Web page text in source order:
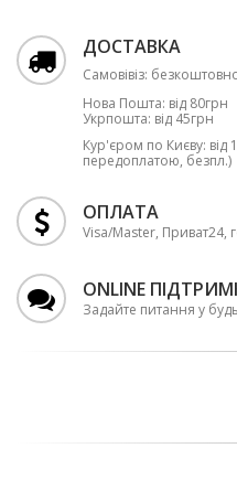
ДОСТАВКА
Самовівіз:
Нова Пошта: від 80грн
Укрпошта: від 45грн
Кур'єром по Києву: від
передоплатою, безпл.)
ОПЛАТА
Visa/Master, Приват24,
ONLINE
Задайте питання у